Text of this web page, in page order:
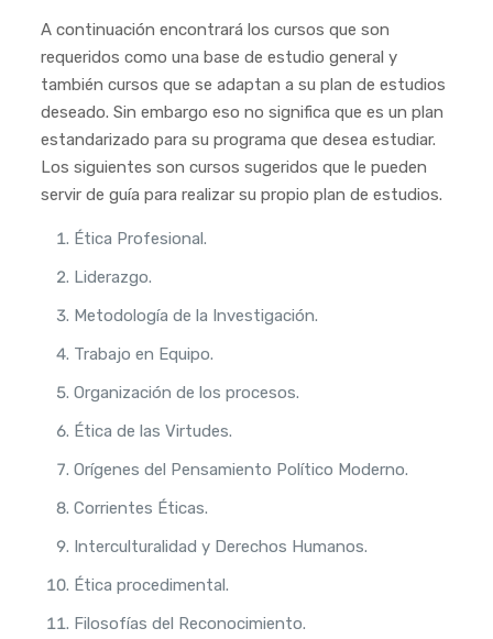
A continuación encontrará los cursos que son
requeridos como una base de estudio general y
también cursos que se adaptan a su plan de estudios
deseado. Sin embargo eso no significa que es un plan
estandarizado para su programa que desea estudiar.
Los siguientes son cursos sugeridos que le pueden
servir de guía para realizar su propio plan de estudios.
Ética Profesional.
Liderazgo.
Metodología de la Investigación.
Trabajo en Equipo.
Organización de los procesos.
Ética de las Virtudes.
Orígenes del Pensamiento Político Moderno.
Corrientes Éticas.
Interculturalidad y Derechos Humanos.
Ética procedimental.
Filosofías del Reconocimiento.